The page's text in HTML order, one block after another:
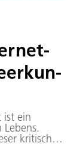
ist ein
kritischen